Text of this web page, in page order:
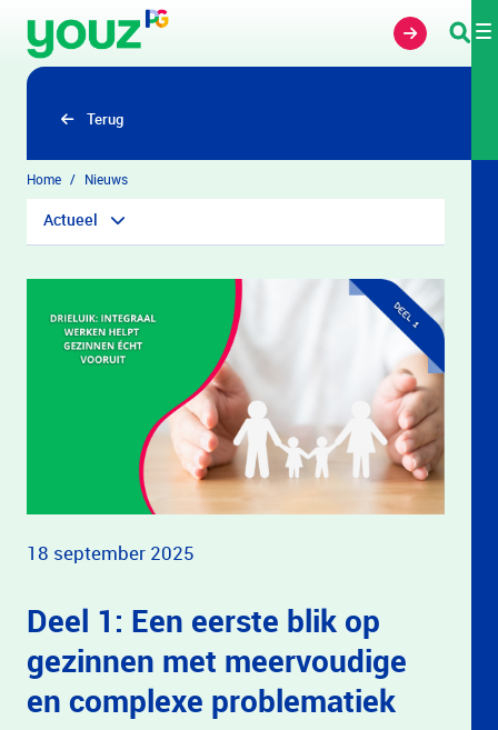
Overslaan en naar hoofdinhoud gaan
Terug
Home Nieuws
Actueel
18 september 2025
Deel 1: Een eerste blik op
gezinnen met meervoudige
en complexe problematiek